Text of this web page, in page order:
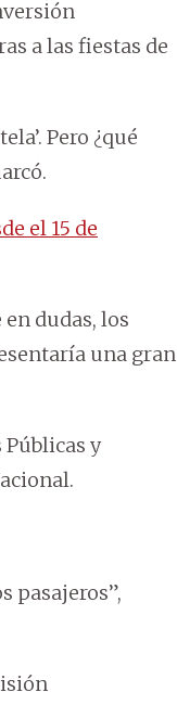
a las fiestas de
Pero ¿qué
el 15 de
dudas, los
una gran
y
pasajeros”,